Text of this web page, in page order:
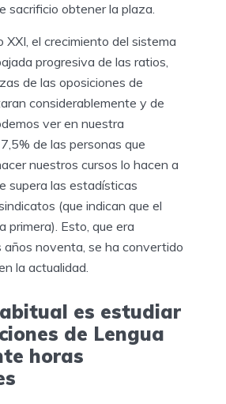
sacrificio obtener la plaza.
XXI, el crecimiento del sistema
progresiva de las ratios,
de las oposiciones de
considerablemente y de
ver en nuestra
de las personas que
nuestros cursos lo hacen a
supera las estadísticas
(que indican que el
primera). Esto, que era
años noventa, se ha convertido
la actualidad.
es estudiar
de Lengua
horas